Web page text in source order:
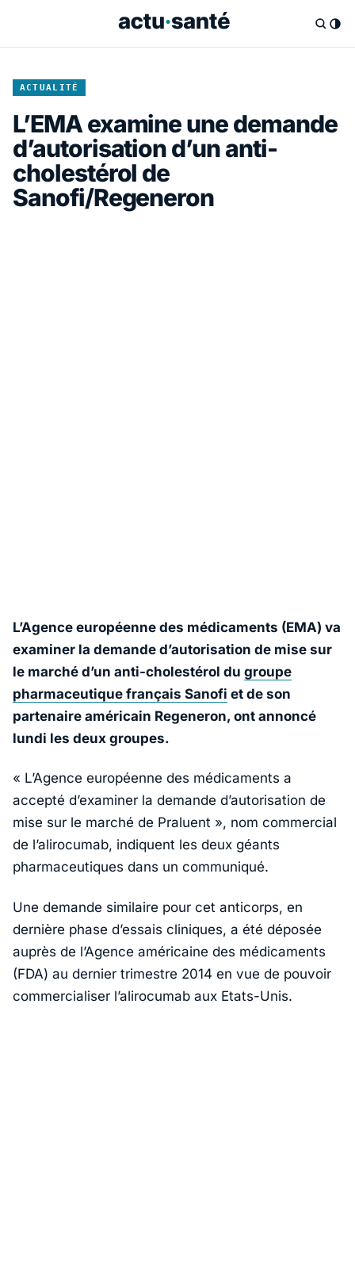
ACTUALITÉ
L’EMA examine une demande
d’autorisation d’un anti-
cholestérol de
Sanofi/Regeneron
L’Agence européenne des médicaments (EMA) va
examiner la demande d’autorisation de mise sur
le marché d’un anti-cholestérol du groupe
pharmaceutique français Sanofi et de son
partenaire américain Regeneron, ont annoncé
lundi les deux groupes.
« L’Agence européenne des médicaments a
accepté d’examiner la demande d’autorisation de
mise sur le marché de Praluent », nom commercial
de l’alirocumab, indiquent les deux géants
pharmaceutiques dans un communiqué.
Une demande similaire pour cet anticorps, en
dernière phase d’essais cliniques, a été déposée
auprès de l’Agence américaine des médicaments
(FDA) au dernier trimestre 2014 en vue de pouvoir
commercialiser l’alirocumab aux Etats-Unis.